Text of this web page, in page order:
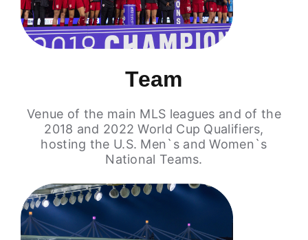
Team
Venue of the main MLS leagues and of the
2018 and 2022 World Cup Qualifiers,
hosting the U.S. Men`s and Women`s
National Teams.